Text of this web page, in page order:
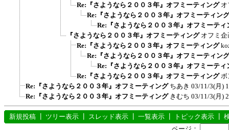
Re:『さようなら２００３年』オフミーティング
Re:『さようなら２００３年』オフミーティン
Re:『さようなら２００３年』オフミーテ
『さようなら２００３年』オフミーティング オフミ
Re:『さようなら２００３年』オフミーティング
Re:『さようなら２００３年』オフミーティン
Re:『さようなら２００３年』オフミーテ
Re:『さようなら２００３年』オフミーティングボ
Re:『さようなら２００３年』オフミーティング ちあき 03/11/3(月)
Re:『さようなら２００３年』オフミーティング きむち 03/11/3(月)
新規投稿 ツリー表示 スレッド表示 一覧表示 トピック表示